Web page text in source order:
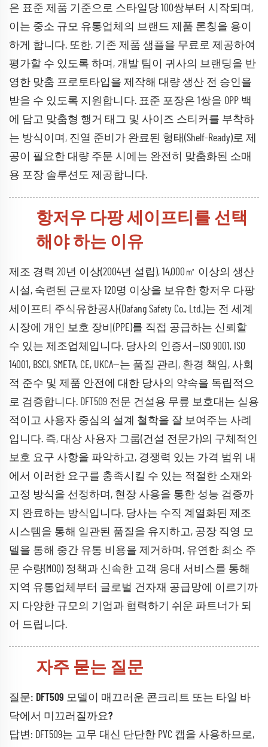
은 표준 제품 기준으로 스타일당 100쌍부터 시작되며,
이는 중소 규모 유통업체의 브랜드 제품 론칭을 용이
하게 합니다. 또한, 기존 제품 샘플을 무료로 제공하여
평가할 수 있도록 하며, 개발 팀이 귀사의 브랜딩을 반
영한 맞춤 프로토타입을 제작해 대량 생산 전 승인을
받을 수 있도록 지원합니다. 표준 포장은 1쌍을 OPP 백
에 담고 맞춤형 행거 태그 및 사이즈 스티커를 부착하
는 방식이며, 진열 준비가 완료된 형태(Shelf-Ready)로 제
공이 필요한 대량 주문 시에는 완전히 맞춤화된 소매
용 포장 솔루션도 제공합니다.
항저우 다팡 세이프티를 선택
해야 하는 이유
제조 경력 20년 이상(2004년 설립), 14,000㎡ 이상의 생산
시설, 숙련된 근로자 120명 이상을 보유한 항저우 다팡
세이프티 주식유한공사(Dafang Safety Co., Ltd.)는 전 세계
시장에 개인 보호 장비(PPE)를 직접 공급하는 신뢰할
수 있는 제조업체입니다. 당사의 인증서—ISO 9001, ISO
14001, BSCI, SMETA, CE, UKCA—는 품질 관리, 환경 책임, 사회
적 준수 및 제품 안전에 대한 당사의 약속을 독립적으
로 검증합니다. DFT509 전문 건설용 무릎 보호대는 실용
적이고 사용자 중심의 설계 철학을 잘 보여주는 사례
입니다. 즉, 대상 사용자 그룹(건설 전문가)의 구체적인
보호 요구 사항을 파악하고, 경쟁력 있는 가격 범위 내
에서 이러한 요구를 충족시킬 수 있는 적절한 소재와
고정 방식을 선정하며, 현장 사용을 통한 성능 검증까
지 완료하는 방식입니다. 당사는 수직 계열화된 제조
시스템을 통해 일관된 품질을 유지하고, 공장 직영 모
델을 통해 중간 유통 비용을 제거하며, 유연한 최소 주
문 수량(MOQ) 정책과 신속한 고객 응대 서비스를 통해
지역 유통업체부터 글로벌 건자재 공급망에 이르기까
지 다양한 규모의 기업과 협력하기 쉬운 파트너가 되
어 드립니다.
자주 묻는 질문
질문: DFT509 모델이 매끄러운 콘크리트 또는 타일 바
닥에서 미끄러질까요?
답변: DFT509는 고무 대신 단단한 PVC 캡을 사용하므로,